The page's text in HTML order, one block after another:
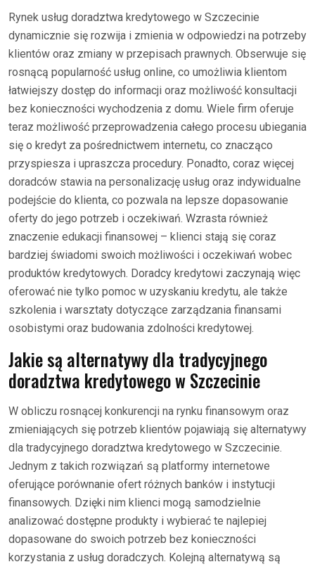
Rynek usług doradztwa kredytowego w Szczecinie
dynamicznie się rozwija i zmienia w odpowiedzi na potrzeby
klientów oraz zmiany w przepisach prawnych. Obserwuje się
rosnącą popularność usług online, co umożliwia klientom
łatwiejszy dostęp do informacji oraz możliwość konsultacji
bez konieczności wychodzenia z domu. Wiele firm oferuje
teraz możliwość przeprowadzenia całego procesu ubiegania
się o kredyt za pośrednictwem internetu, co znacząco
przyspiesza i upraszcza procedury. Ponadto, coraz więcej
doradców stawia na personalizację usług oraz indywidualne
podejście do klienta, co pozwala na lepsze dopasowanie
oferty do jego potrzeb i oczekiwań. Wzrasta również
znaczenie edukacji finansowej – klienci stają się coraz
bardziej świadomi swoich możliwości i oczekiwań wobec
produktów kredytowych. Doradcy kredytowi zaczynają więc
oferować nie tylko pomoc w uzyskaniu kredytu, ale także
szkolenia i warsztaty dotyczące zarządzania finansami
osobistymi oraz budowania zdolności kredytowej.
Jakie są alternatywy dla tradycyjnego
doradztwa kredytowego w Szczecinie
W obliczu rosnącej konkurencji na rynku finansowym oraz
zmieniających się potrzeb klientów pojawiają się alternatywy
dla tradycyjnego doradztwa kredytowego w Szczecinie.
Jednym z takich rozwiązań są platformy internetowe
oferujące porównanie ofert różnych banków i instytucji
finansowych. Dzięki nim klienci mogą samodzielnie
analizować dostępne produkty i wybierać te najlepiej
dopasowane do swoich potrzeb bez konieczności
korzystania z usług doradczych. Kolejną alternatywą są